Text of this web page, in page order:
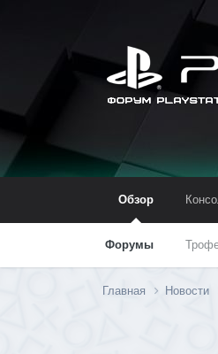
Обзор
Форумы
Главная Новости